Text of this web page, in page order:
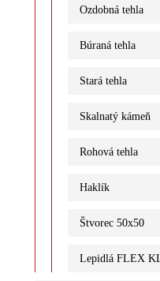
Ozdobná tehla
Búraná tehla
Stará tehla
Skalnatý kámeň
Rohová tehla
Haklík
Štvorec 50x50
Lepidlá FLEX